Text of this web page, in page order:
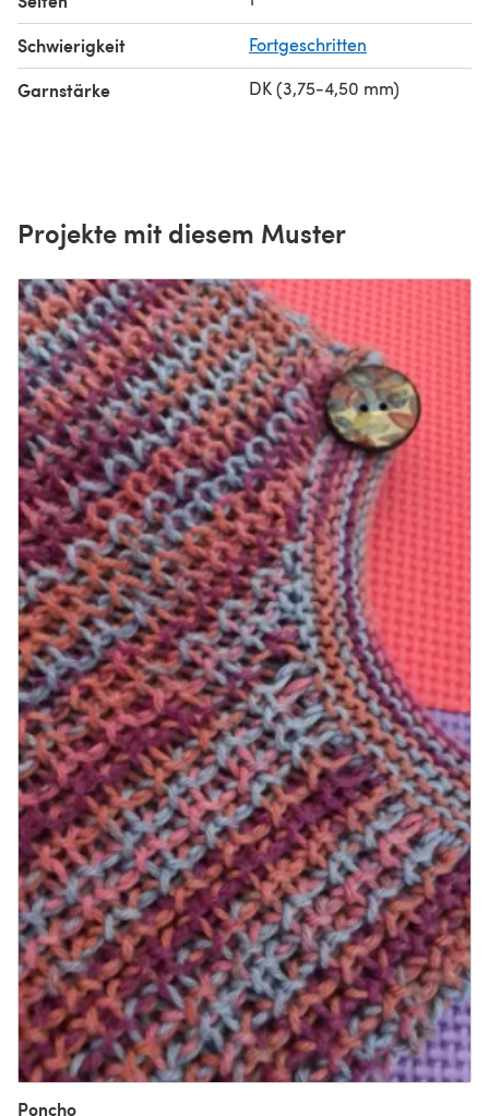
Schwierigkeit Fortgeschritten
Garnstärke DK (3,75-4,50 mm)
Projekte mit diesem Muster
Poncho